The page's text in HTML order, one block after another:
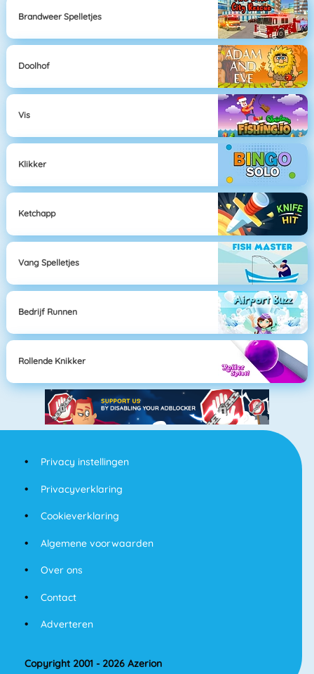
Brandweer Spelletjes
Doolhof
Vis
Klikker
Ketchapp
Vang Spelletjes
Bedrijf Runnen
Rollende Knikker
Privacy instellingen
Privacyverklaring
Cookieverklaring
Algemene voorwaarden
Over ons
Contact
Adverteren
Copyright 2001 - 2026 Azerion